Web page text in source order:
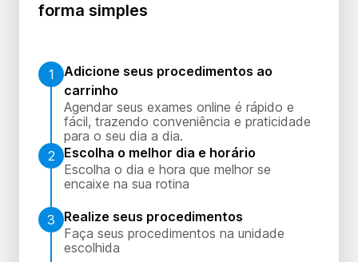
forma simples
1
Adicione seus procedimentos ao
carrinho
Agendar seus exames online é rápido e
fácil, trazendo conveniência e praticidade
para o seu dia a dia.
2
Escolha o melhor dia e horário
Escolha o dia e hora que melhor se
encaixe na sua rotina
3
Realize seus procedimentos
Faça seus procedimentos na unidade
escolhida